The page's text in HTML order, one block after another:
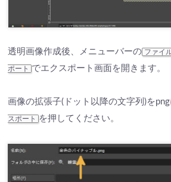
透明画像作成後、メニューバーの ファイ
ポート でエクスポート画面を開きます。
画像の拡張子(ドット以降の文字列)を
スポート を押してください。